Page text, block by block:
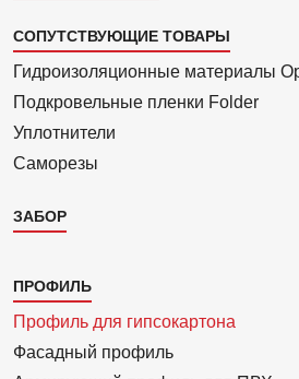
СОПУТСТВУЮЩИЕ ТОВАРЫ
Гидроизоля­ционные материалы
Подкровель­ные пленки Folder
Уплотнители
Саморезы
ЗАБОР
Каталог
3
ПРОФИЛЬ
Профиль для гипсо­картона
Фасадный профиль